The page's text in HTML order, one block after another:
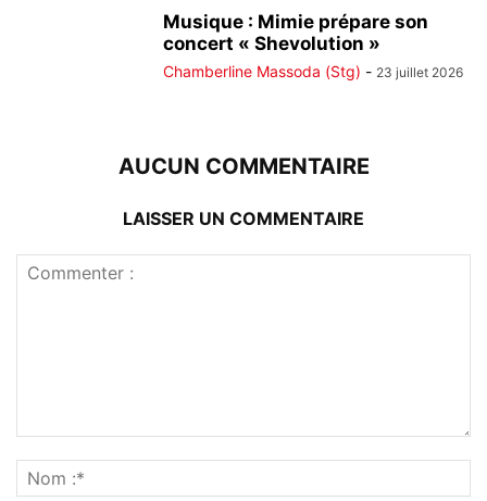
Musique : Mimie prépare son
concert « Shevolution »
Chamberline Massoda (Stg) - 23 juillet 2026
AUCUN COMMENTAIRE
LAISSER UN COMMENTAIRE